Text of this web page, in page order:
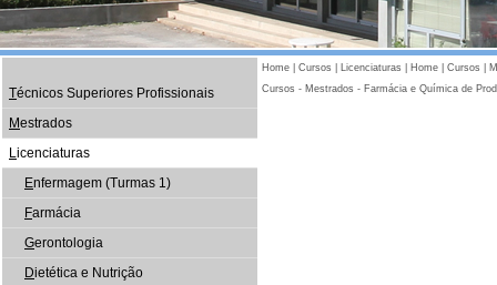
Técnicos Superiores Profissionais
Mestrados
Licenciaturas
Enfermagem (Turmas 1)
Farmácia
Gerontologia
Dietética e Nutrição
Home Cursos Licenciaturas Home Cursos
Cursos - Mestrados - Farmácia e Química de